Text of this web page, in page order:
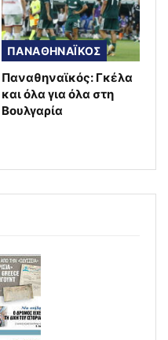
ΠΑΝΑΘΗΝΑΪΚΟΣ
Παναθηναϊκός: Γκέλα
και όλα για όλα στη
Βουλγαρία